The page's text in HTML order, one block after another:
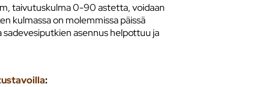
taivutuskulma 0-90 astetta, voidaan
kulmassa on molemmissa päissä
asennus helpottuu ja
: